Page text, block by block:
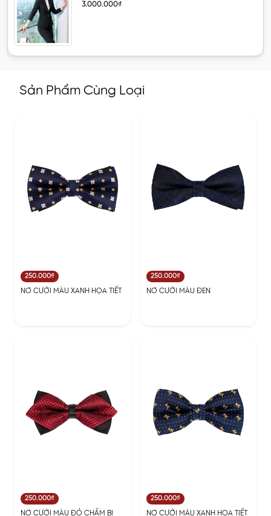
3.000.000₫
Sản Phẩm Cùng Loại
250.000₫
NƠ CƯỚI MÀU XANH HỌA TIẾT
250.000₫
NƠ CƯỚI MÀU ĐEN
250.000₫
NƠ CƯỚI MÀU ĐỎ CHẤM BI
250.000₫
NƠ CƯỚI MÀU XANH HỌA TIẾT